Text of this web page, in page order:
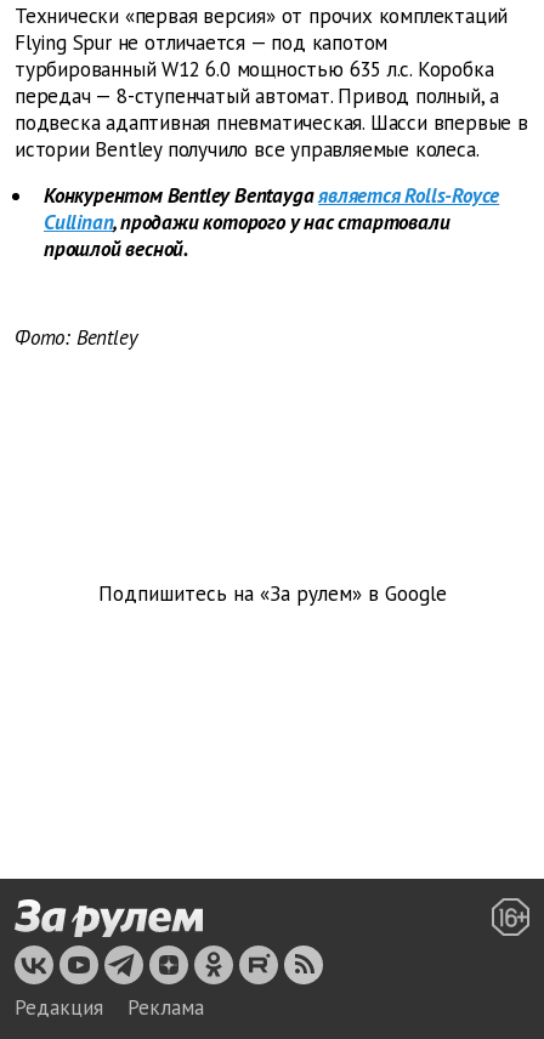
Технически «первая версия» от прочих комплектаций
Flying Spur не отличается — под капотом
турбированный W12 6.0 мощностью 635 л.с. Коробка
передач — 8-ступенчатый автомат. Привод полный, а
подвеска адаптивная пневматическая. Шасси впервые в
истории Bentley получило все управляемые колеса.
Конкурентом Bentley Bentaygaявляется Rolls-Royce
Cullinan, продажи которого у нас стартовали
прошлой весной.
Фото: Bentley
Подпишитесь на «За рулем» в Google
Редакция Реклама